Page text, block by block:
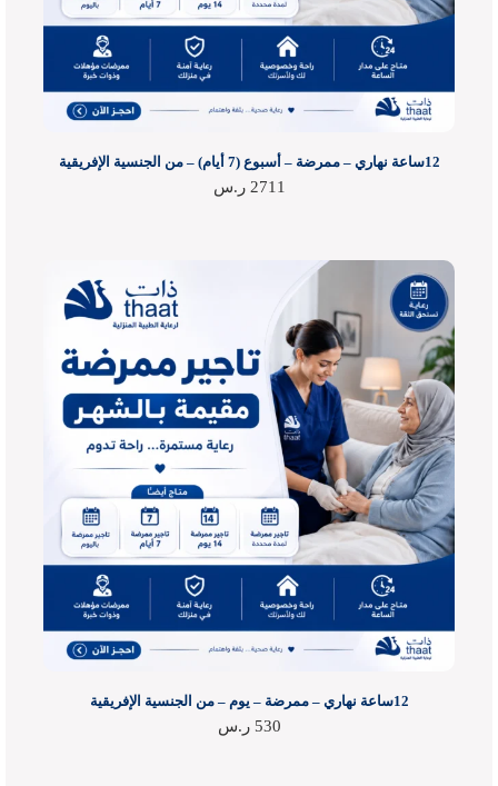
12ساعة نهاري – ممرضة – أسبوع (7 أيام) – من الجنسية الإفريقية
2711 ر.س
12ساعة نهاري – ممرضة – يوم – من الجنسية الإفريقية
530 ر.س